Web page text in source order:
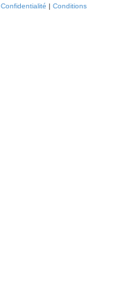
Confidentialité | Conditions